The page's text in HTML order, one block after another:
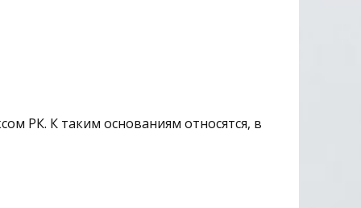
РК. К таким основаниям относятся, в